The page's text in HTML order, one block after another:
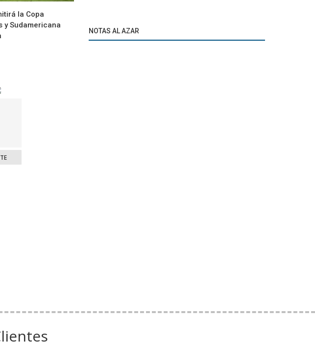
la Copa
y Sudamericana
NOTAS AL AZAR